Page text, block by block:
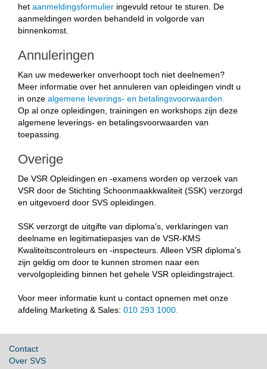
het aanmeldingsformulier ingevuld retour te sturen. De
aanmeldingen worden behandeld in volgorde van
binnenkomst.
Annuleringen
Kan uw medewerker onverhoopt toch niet deelnemen?
Meer informatie over het annuleren van opleidingen vindt u
in onze algemene leverings- en betalingsvoorwaarden
Op al onze opleidingen, trainingen en workshops zijn deze
algemene leverings- en betalingsvoorwaarden van
toepassing.
Overige
De VSR Opleidingen en -examens worden op verzoek van
VSR door de Stichting Schoonmaakkwaliteit (SSK) verzorgd
en uitgevoerd door SVS opleidingen.
SSK verzorgt de uitgifte van diploma's, verklaringen van
deelname en legitimatiepasjes van de VSR-KMS
Kwaliteitscontroleurs en -inspecteurs. Alleen VSR diploma's
zijn geldig om door te kunnen stromen naar een
vervolgopleiding binnen het gehele VSR opleidingstraject.
Voor meer informatie kunt u contact opnemen met onze
afdeling Marketing & Sales: 010 293 1000
Contact
Over SVS